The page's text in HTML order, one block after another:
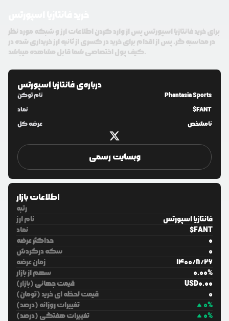
برای خرید فانتازیا اسپورتس پس از وارد کردن اطلاعات ارز و شبکه مورد نظر
در محاسبه گر، پس از اقدام برای خرید در کسری از ثانیه ارز خریداری شده در
کیف پول اختصاصی شما قابل مشاهده میباشد.
درباره‌یفانتازیا اسپورتس
نام توکن
Phantasia Sports
نماد
$FANT
عرضه کل
نامشخص
وبسایت رسمی
اطلاعات بازار
رتبه
نام ارز
فانتازیا اسپورتس
نماد
$FANT
حداکثر عرضه
0
سکه درگردش
0
زمان عرضه
1400/8/26
سهم از بازار
0.00%
قیمت جهانی (بازار)
USD0.00
قیمت لحظه ای خرید (تومان)
0
تغییرات روزانه (درصد)
0%
تغییرات هفتگی (درصد)
0%